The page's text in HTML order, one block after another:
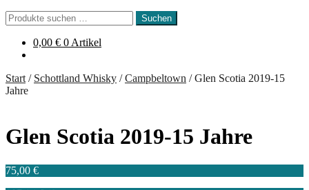
Suchen
nach:
Suchen
0,00 € 0 Artikel
Start / Schottland Whisky /Campbeltown /Glen Scotia 2019-15
Jahre
Glen Scotia 2019-15 Jahre
75,00 €